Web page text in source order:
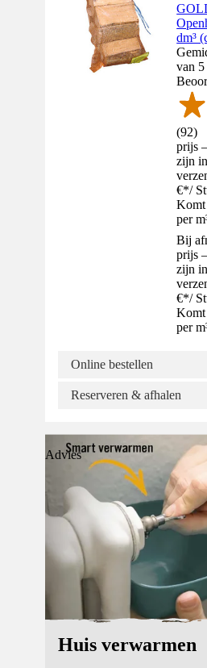
dm³
van 5
(92)
prijs
zijn
€*/
Komt
per
Bij
prijs
zijn
€*/
Komt
per
Online bestellen
Reserveren & afhalen
Advies
Huis verwarmen